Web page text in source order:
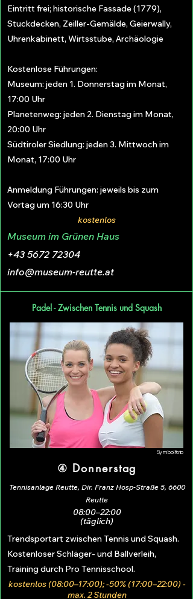
Eintritt frei; historische Fassade (1779),
Stuckdecken, Zeiller-Gemälde, Geierwally,
Uhrenkabinett, Wirtsstube, Archäologie
Kostenlose Führungen:
Museum: jeden 1. Donnerstag im Monat,
17:00 Uhr
Planetenweg: jeden 2. Dienstag im Monat,
20:00 Uhr
Südtiroler Siedlung: jeden 3. Mittwoch im
Monat, 17:00 Uhr
Anmeldung Führungen: jeweils bis zum
Vortag um 16:30 Uhr
kostenlos
Museum im Grünen Haus
+43 5672 72304
info@museum-reutte.at
Padel - Zwischen Tennis und Squash
Symbolfoto
④ Donnerstag
Tennisanlage Reutte, Dir. Franz Hosp-Straße 5, 6600
Reutte
08:00–22:00
(täglich)
Trendsportart zwischen Tennis und Squash.
Kostenloser Schläger- und Ballverleih,
Training durch Pro Tennisschool.
kostenlos (08:00–17:00); -50% (17:00–22:00) -
max. 2 Stunden